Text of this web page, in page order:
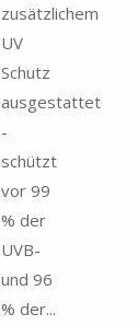
zusätzlichem
UV
Schutz
ausgestattet
-
schützt
vor 99
% der
UVB-
und 96
% der...